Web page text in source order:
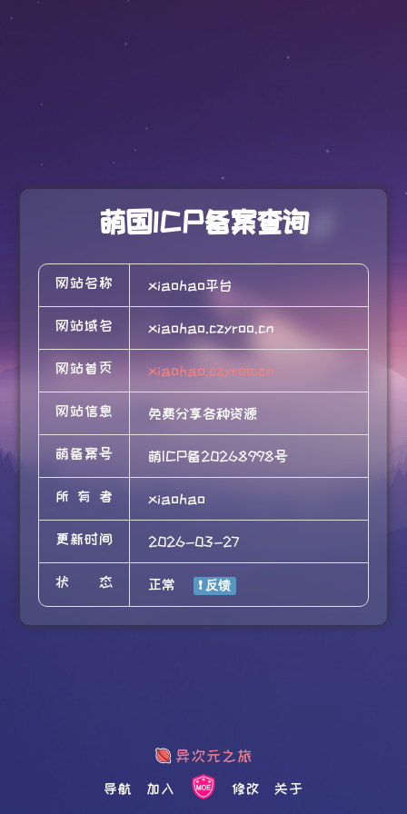
萌国ICP备案查询
网站名称 xiaohao平台
网站域名 xiaohao.czyroo.cn
网站首页 xiaohao.czyroo.cn
网站信息 免费分享各种资源
萌备案号 萌ICP备20268998号
所有者 xiaohao
更新时间 2026-03-27
状态 正常
导航 加入 修改 关于